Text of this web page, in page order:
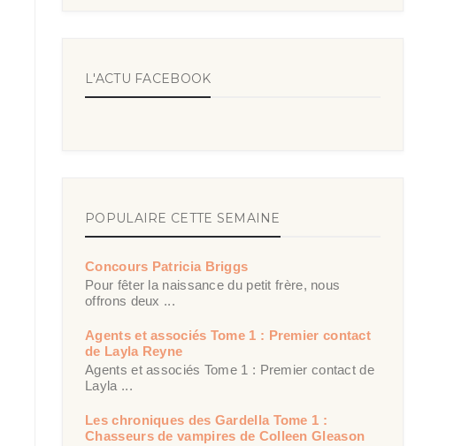
L'ACTU FACEBOOK
POPULAIRE CETTE SEMAINE
Concours Patricia Briggs
Pour fêter la naissance du petit frère, nous
offrons deux ...
Agents et associés Tome 1 : Premier contact
de Layla Reyne
Agents et associés Tome 1 : Premier contact de
Layla ...
Les chroniques des Gardella Tome 1 :
Chasseurs de vampires de Colleen Gleason